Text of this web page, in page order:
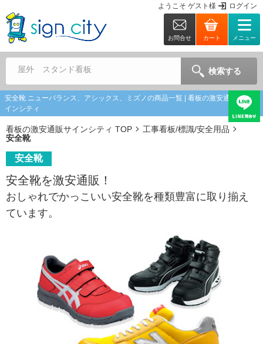
ようこそ ゲスト 様 ログイン
お問合せ カート メニュー
屋外 スタンド看板 検索する
安全靴 ニューバランス、アシックス、ミズノの商品一覧 | 看板の激安通販ならサ
インシティ
看板の激安通販サインシティ TOP
工事看板/標識/安全用品
安全靴
安全靴
安全靴を激安通販！
おしゃれでかっこいい安全靴を種類豊富に取り揃え
ています。